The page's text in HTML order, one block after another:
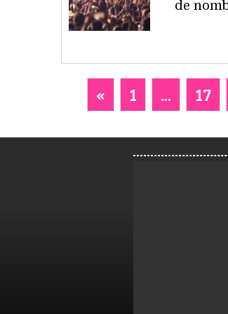
de
« 1 ... 17